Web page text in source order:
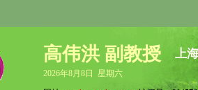
高伟洪 副教授 上
2026年8月8日 星期六